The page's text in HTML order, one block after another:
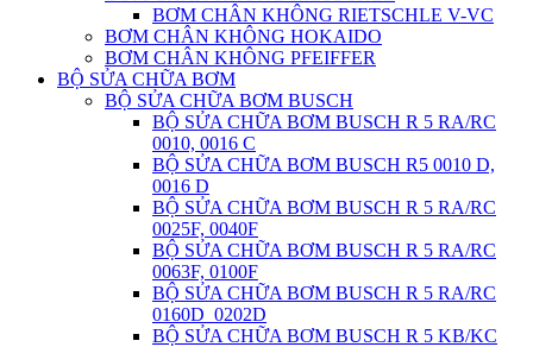
BƠM CHÂN KHÔNG RIETSCHLE V-VC
BƠM CHÂN KHÔNG HOKAIDO
BƠM CHÂN KHÔNG PFEIFFER
BỘ SỬA CHỮA BƠM
BỘ SỬA CHỮA BƠM BUSCH
BỘ SỬA CHỮA BƠM BUSCH R 5 RA/RC
0010, 0016 C
BỘ SỬA CHỮA BƠM BUSCH R5 0010 D,
0016 D
BỘ SỬA CHỮA BƠM BUSCH R 5 RA/RC
0025F, 0040F
BỘ SỬA CHỮA BƠM BUSCH R 5 RA/RC
0063F, 0100F
BỘ SỬA CHỮA BƠM BUSCH R 5 RA/RC
0160D_0202D
BỘ SỬA CHỮA BƠM BUSCH R 5 KB/KC